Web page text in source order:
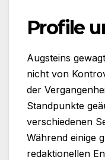
Profile
Augsteins
nicht von
der
Standpunkte
verschiedenen
Während einige
redaktionellen